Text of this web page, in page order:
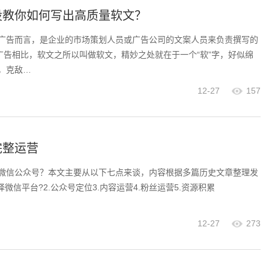
你如何写出高质量软文？
告而言，是企业的市场策划人员或广告公司的文案人员来负责撰写的
告相比，软文之所以叫做软文，精妙之处就在于一个“软”字，好似绵
克敌…
12-27 157
运营
信公众号？本文主要从以下七点来谈，内容根据多篇历史文章整理发
微信平台?2.公众号定位3.内容运营4.粉丝运营5.资源积累
12-27 273